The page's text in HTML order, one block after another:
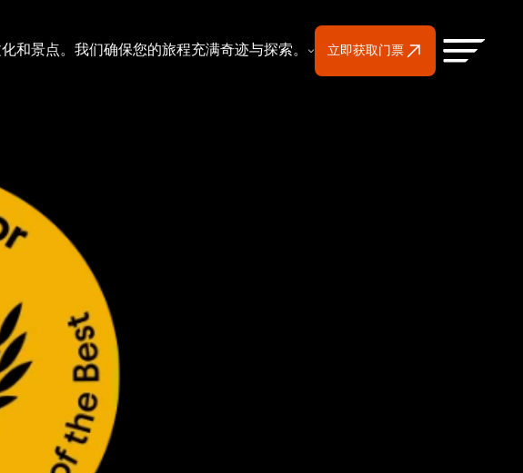
和景点。我们确保您的旅程充满奇迹与探索。 立即获取门票